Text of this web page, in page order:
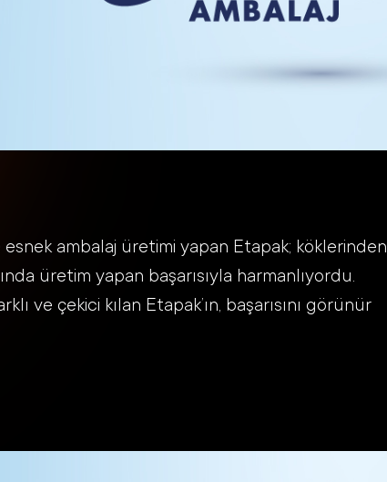
ambalaj üretimi yapan Etapak; köklerinden
üretim yapan başarısıyla harmanlıyordu.
ve çekici kılan Etapak’ın, başarısını görünür